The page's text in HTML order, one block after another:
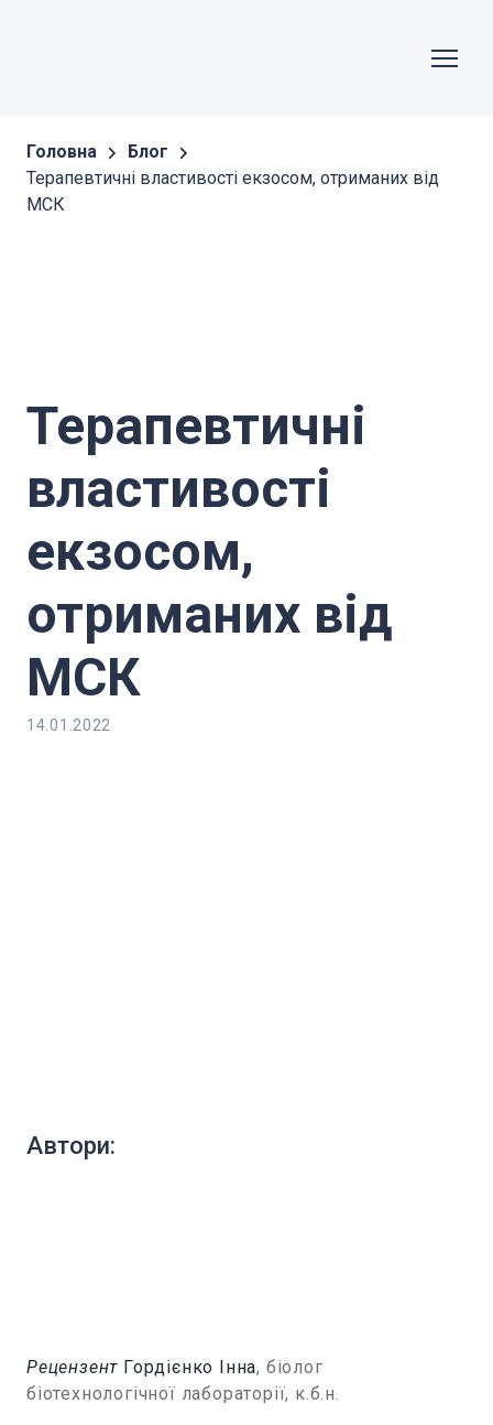
Головна
Блог
Терапевтичні властивості екзосом, отриманих від
МСК
Терапевтичні
властивості
екзосом,
отриманих від
МСК
14.01.2022
Автори:
Рецензент Гордієнко Інна, біолог
біотехнологічної лабораторії, к.б.н.